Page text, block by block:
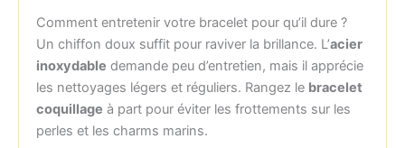
Comment entretenir votre bracelet pour qu’il dure ?
Un chiffon doux suffit pour raviver la brillance. L’acier
inoxydable demande peu d’entretien, mais il apprécie
les nettoyages légers et réguliers. Rangez le bracelet
coquillage à part pour éviter les frottements sur les
perles et les charms marins.